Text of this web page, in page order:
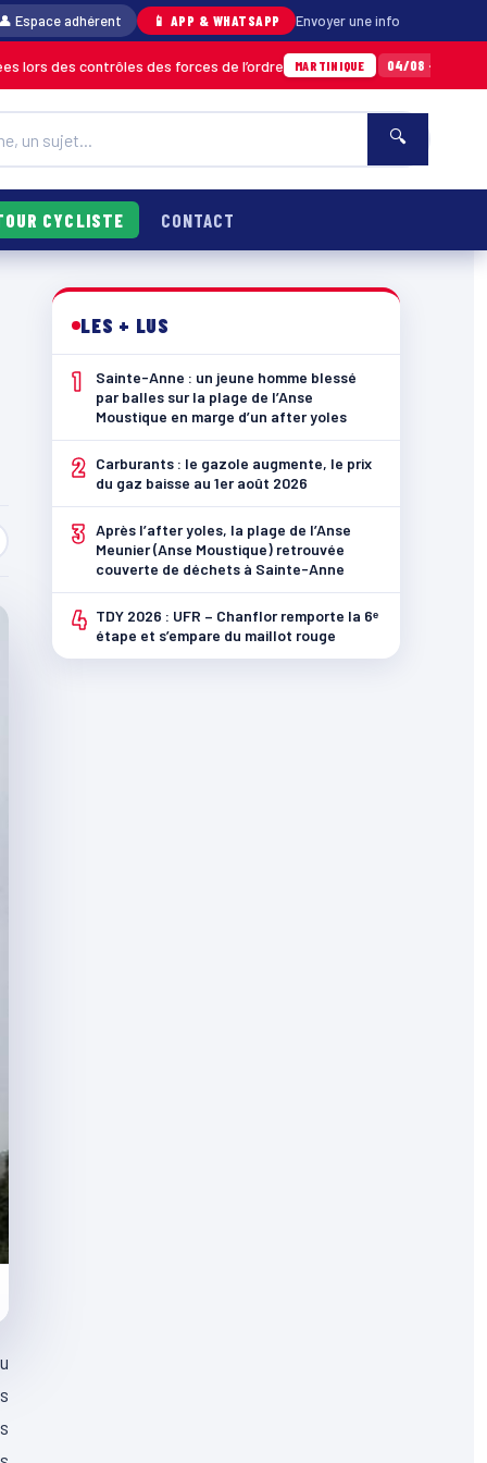
👤 Espace adhérent 📱 APP & WHATSAPP Envoyer une info
des forces de l’ordre MARTINIQUE 04/08 · 11h06 Un
🔍
CYCLISTE CONTACT
LES + LUS
1
Sainte-Anne : un jeune homme blessé
par balles sur la plage de l’Anse
Moustique en marge d’un after yoles
2
Carburants : le gazole augmente, le prix
du gaz baisse au 1er août 2026
3 Après l’after yoles, la plage de l’Anse
Meunier (Anse Moustique) retrouvée
couverte de déchets à Sainte-Anne
4 TDY 2026 : UFR – Chanflor remporte la 6ᵉ
étape et s’empare du maillot rouge